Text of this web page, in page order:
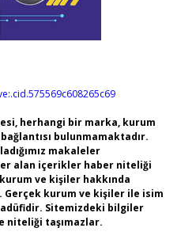
herhangi bir marka, kurum
bulunmamaktadır.
makaleler
alan içerikler haber niteliği
ve kişiler hakkında
Gerçek kurum ve kişiler ile isim
Sitemizdeki bilgiler
niteliği taşımazlar.